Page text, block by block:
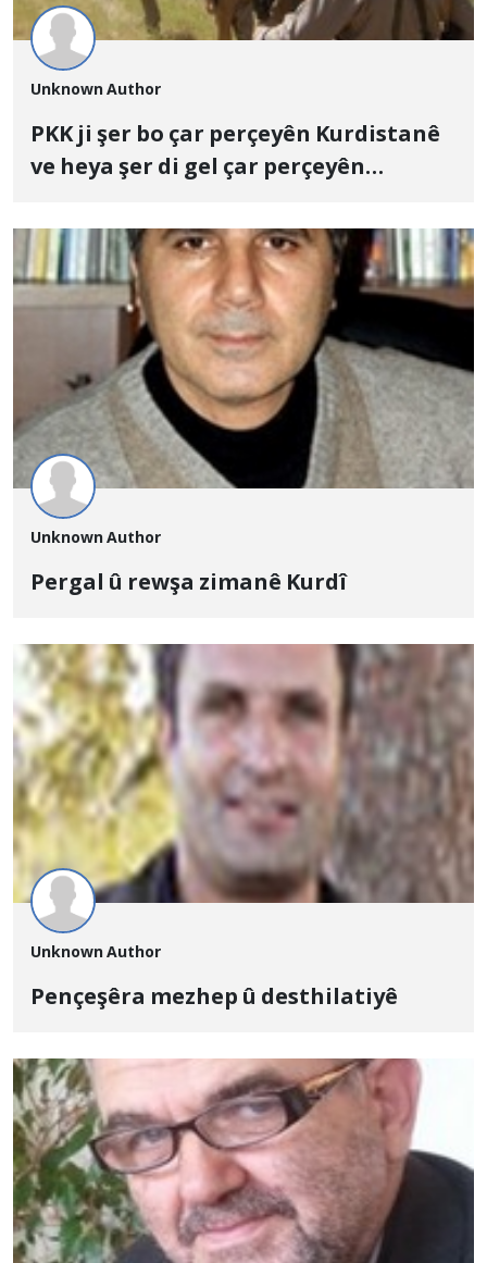
Unknown Author
PKK ji şer bo çar perçeyên Kurdistanê
ve heya şer di gel çar perçeyên
Unknown Author
Pergal û rewşa zimanê Kurdî
Unknown Author
Pençeşêra mezhep û desthilatiyê